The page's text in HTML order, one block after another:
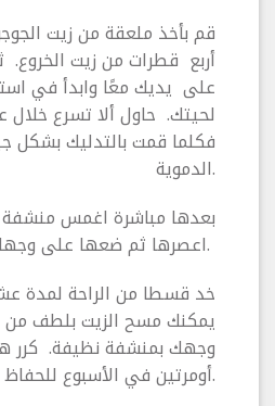
قم بأخذ ملعقة من زيت
أربع قطرات من زيت
على يديك معًا وابدأ في
لحيتك. حاول ألا تسرع خلال
فكلما قمت بالتدليك بشكل
الدموية.
بعدها مباشرة اغمس
اعصرها ثم ضعها على وجهك.
خد قسطا من الراحة لمدة
يمكنك مسح الزيت بلطف
وجهك بمنشفة نظيفة. كرر
أومرتين في الأسبوع للحفاظ على لحية صحية.